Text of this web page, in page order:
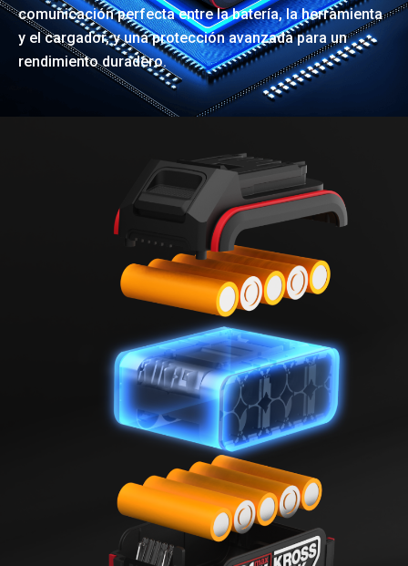
comunicación perfecta entre la batería, la herramienta
y el cargador, y una protección avanzada para un
rendimiento duradero.